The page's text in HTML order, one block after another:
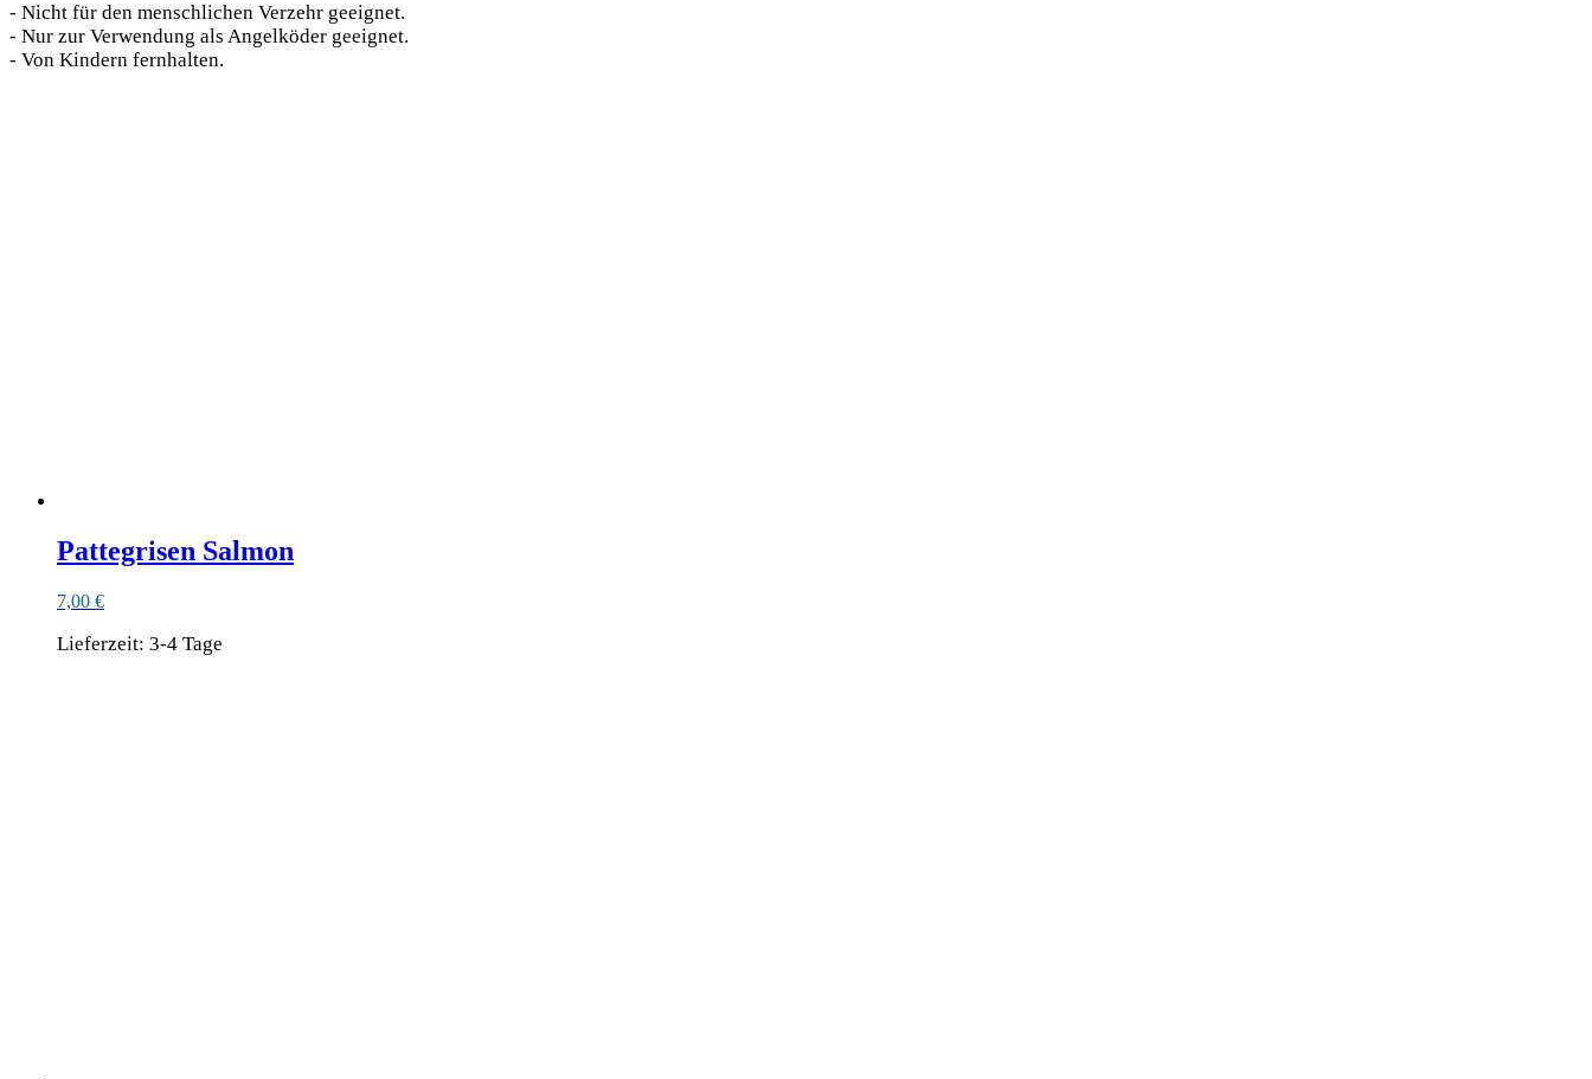
- Nicht für den menschlichen Verzehr geeignet.
- Nur zur Verwendung als Angelköder geeignet.
- Von Kindern fernhalten.
Pattegrisen Salmon
7,00 €
Lieferzeit: 3-4 Tage